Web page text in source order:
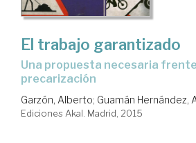
El trabajo garantizado
una propuesta necesaria frente al desempleo y la
precarización
Garzón, Alberto; Guamán Hernández,
Ediciones Akal. Madrid, 2015